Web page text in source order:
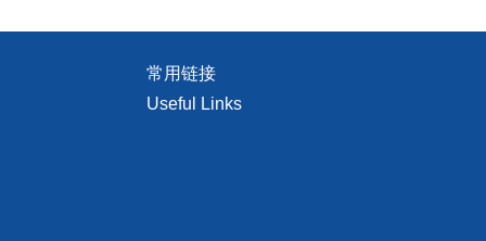
常用链接
Useful Links